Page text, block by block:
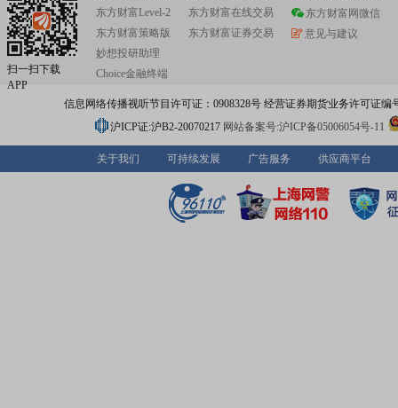
扫一扫下载
APP
东方财富Level-2
东方财富策略版
妙想投研助理
Choice金融终端
东方财富在线交易
东方财富证券交易
东方财富网微信
意见与建议
信息网络传播视听节目许可证：0908328号 经营证券期货业务许可证编
沪ICP证:沪B2-20070217 网站备案号:沪ICP备05006054号-11
关于我们 可持续发展 广告服务 供应商平台